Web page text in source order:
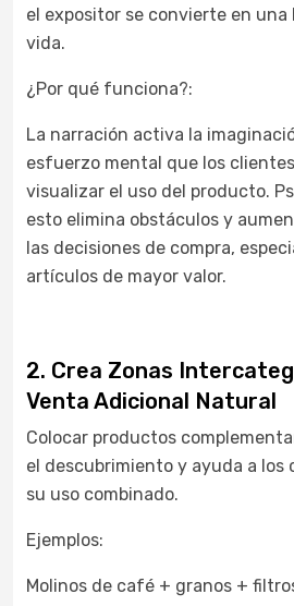
el expositor se convierte en
vida.
¿Por qué funciona?:
La narración activa la
esfuerzo mental que los
visualizar el uso del producto.
esto elimina obstáculos y
las decisiones de compra,
artículos de mayor valor.
2. Crea Zonas
Venta Adicional Natural
Colocar productos
el descubrimiento y ayuda a los
su uso combinado.
Ejemplos:
Molinos de café + granos +